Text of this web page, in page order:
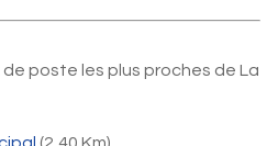
poste les plus proches de La